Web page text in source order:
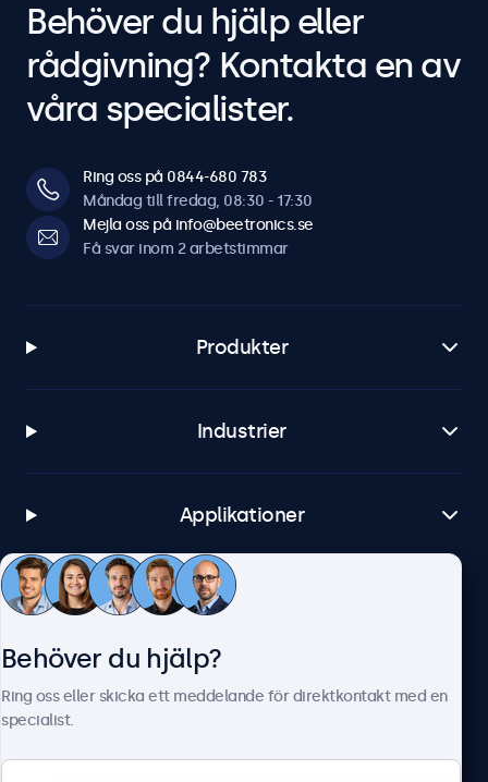
Behöver du hjälp eller
rådgivning? Kontakta en av
våra specialister.
Ring oss på 0844-680 783
Måndag till fredag, 08:30 - 17:30
Mejla oss på info@beetronics.se
Få svar inom 2 arbetstimmar
Produkter
Industrier
Applikationer
Kundtjänst
Behöver du hjälp?
Ring oss eller skicka ett meddelande för direktkontakt med en
specialist.